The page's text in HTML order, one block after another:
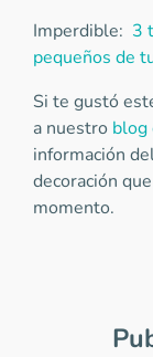
Imperdible: 3
pequeños de
Si te gustó
a nuestro blog
información
decoración
momento.